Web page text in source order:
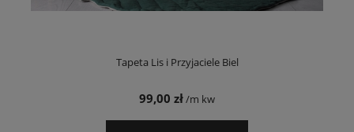
Tapeta Lis i Przyjaciele Biel
99,00 zł/m kw